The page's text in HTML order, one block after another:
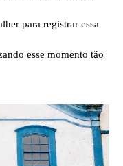
para registrar essa
esse momento tão